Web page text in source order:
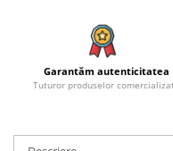
Garantăm autenticitatea
Tuturor produselor